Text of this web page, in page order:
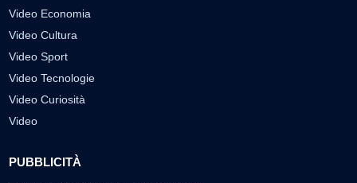
Video Economia
Video Cultura
Video Sport
Video Tecnologie
Video Curiosità
Video
PUBBLICITÀ